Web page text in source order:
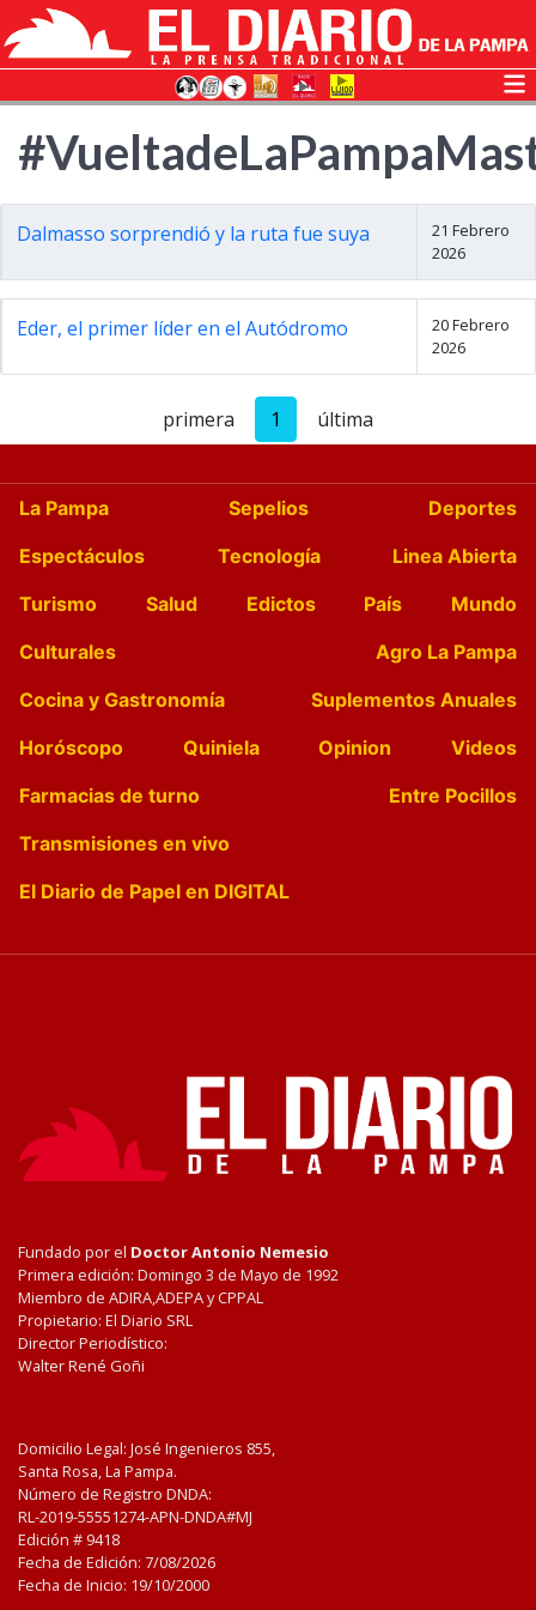
Dalmasso sorprendió y la ruta fue suya
21 Febrero
2026
Eder, el primer líder en el Autódromo
20 Febrero
2026
primera 1 última
La Pampa Sepelios
Deportes
Espectáculos
Tecnología
Linea Abierta
Turismo
Salud Edictos País
Mundo
Culturales
Agro La Pampa
Cocina y Gastronomía
Suplementos Anuales
Horóscopo
Quiniela Opinion
Videos
Farmacias de turno
Entre Pocillos
Transmisiones en vivo
El Diario de Papel en DIGITAL
Fundado por el Doctor Antonio Nemesio
Primera edición: Domingo 3 de Mayo de 1992
Miembro de ADIRA,ADEPA y CPPAL
Propietario: El Diario SRL
Director Periodístico:
Walter René Goñi
Domicilio Legal: José Ingenieros 855,
Santa Rosa, La Pampa.
Número de Registro DNDA:
RL-2019-55551274-APN-DNDA#MJ
Edición # 9418
Fecha de Edición: 7/08/2026
Fecha de Inicio: 19/10/2000